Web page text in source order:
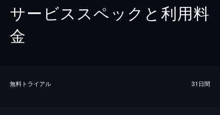
サービススペックと利用料
金
無料トライアル 31日間